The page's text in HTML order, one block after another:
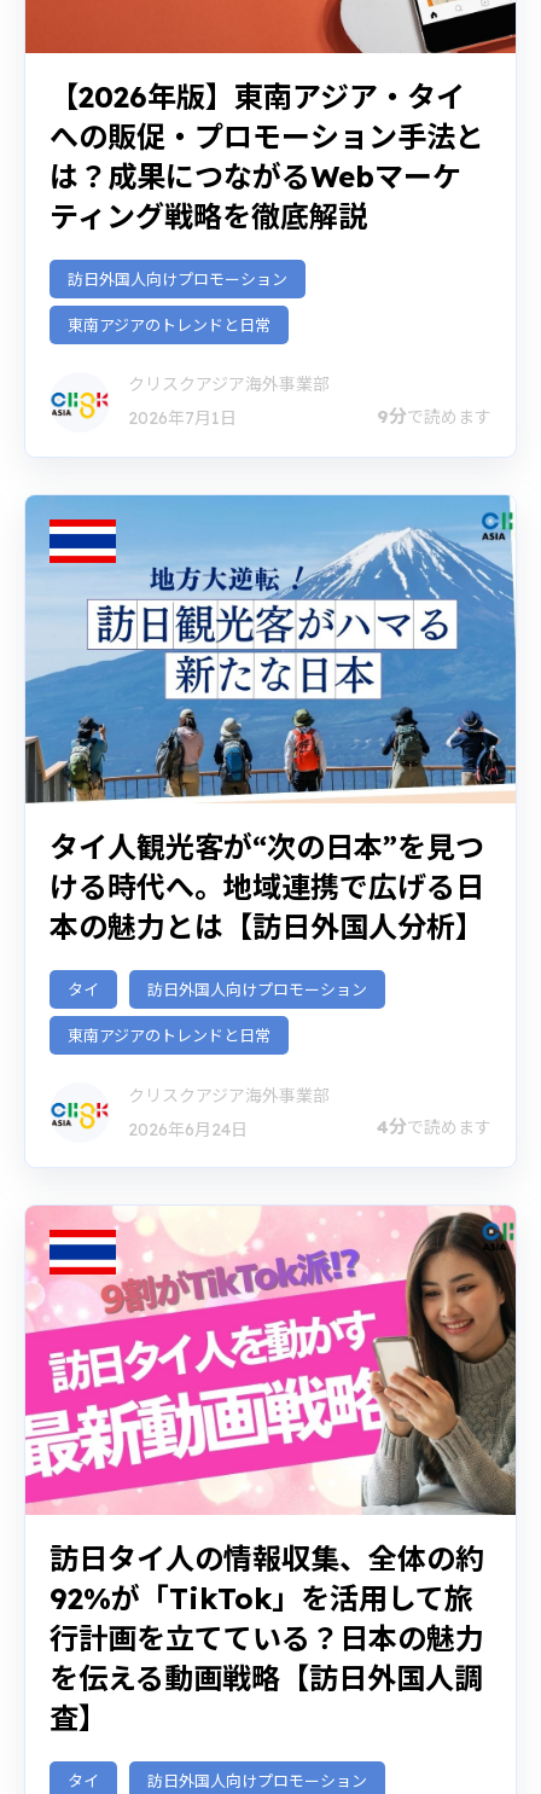
【2026年版】東南アジア・タイ
への販促・プロモーション手法と
は？成果につながるWebマーケ
ティング戦略を徹底解説
訪日外国人向けプロモーション
東南アジアのトレンドと日常
クリスクアジア海外事業部
2026年7月1日
9分で読めます
タイ人観光客が“次の日本”を見つ
ける時代へ。地域連携で広げる日
本の魅力とは【訪日外国人分析】
タイ 訪日外国人向けプロモーション
東南アジアのトレンドと日常
クリスクアジア海外事業部
2026年6月24日
4分で読めます
訪日タイ人の情報収集、全体の約
92%が「TikTok」を活用して旅
行計画を立てている？日本の魅力
を伝える動画戦略【訪日外国人調
査】
タイ 訪日外国人向けプロモーション